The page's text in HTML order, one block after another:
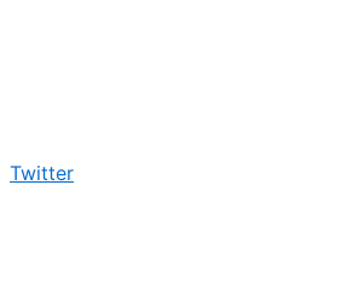
Twitter